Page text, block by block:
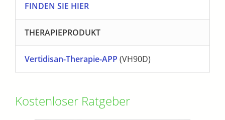
FINDEN SIE HIER
THERAPIEPRODUKT
Vertidisan-Therapie-APP (VH90D)
Kostenloser Ratgeber